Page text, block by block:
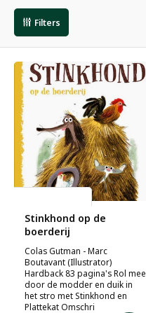
Filters
Stinkhond op de
boerderij
Colas Gutman - Marc
Boutavant (Illustrator)
Hardback 83 pagina's Rol mee
door de modder en duik in
het stro met Stinkhond en
Plattekat Omschri